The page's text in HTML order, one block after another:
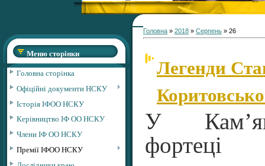
Меню сторінки
Головна сторінка
Офіційні документи НСКУ
Історія ІФОО НСКУ
Керівництво ІФ ОО НСКУ
Члени ІФ ОО НСКУ
Премії ІФОО НСКУ
Головна » 2018 » Серпень » 26
Легенди
У
фортеці